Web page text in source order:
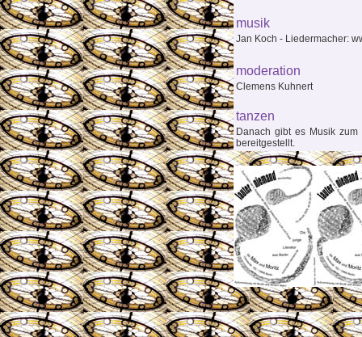
musik
Jan Koch - Liedermacher:
moderation
Clemens Kuhnert
tanzen
Danach gibt es Musik
bereitgestellt.